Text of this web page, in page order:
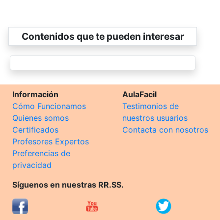
Contenidos que te pueden interesar
Información
Cómo Funcionamos
Quienes somos
Certificados
Profesores Expertos
Preferencias de
privacidad
AulaFacil
Testimonios de
nuestros usuarios
Contacta con nosotros
Síguenos en nuestras RR.SS.